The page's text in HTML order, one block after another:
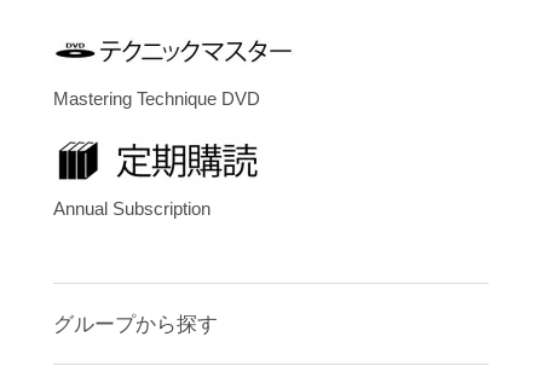
Mastering Technique DVD
Annual Subscription
グループから探す